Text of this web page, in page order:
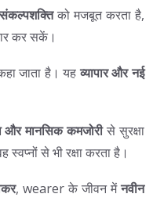
को मजबूत करता है,
कर सकें।
जाता है। यहव्यापार और नई
और मानसिक कमजोरीसे सुरक्षा
से भी रक्षा करता है।
, wearer के जीवन मेंनवीन